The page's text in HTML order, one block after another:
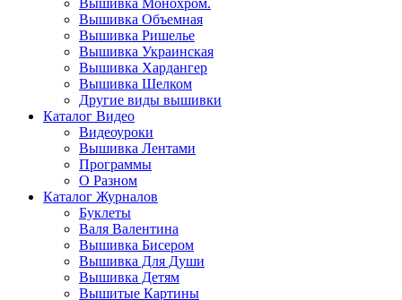
Вышивка Монохром.
Вышивка Объемная
Вышивка Ришелье
Вышивка Украинская
Вышивка Хардангер
Вышивка Шелком
Другие виды вышивки
Каталог Видео
Видеоуроки
Вышивка Лентами
Программы
О Разном
Каталог Журналов
Буклеты
Валя Валентина
Вышивка Бисером
Вышивка Для Души
Вышивка Детям
Вышитые Картины